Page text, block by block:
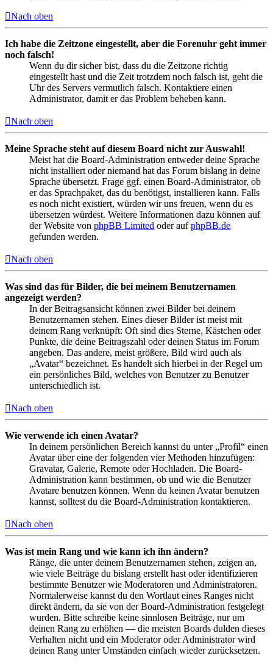
Nach oben
Ich habe die Zeitzone eingestellt, aber die Forenuhr geht immer
noch falsch!
Wenn du dir sicher bist, dass du die Zeitzone richtig
eingestellt hast und die Zeit trotzdem noch falsch ist, geht die
Uhr des Servers vermutlich falsch. Kontaktiere einen
Administrator, damit er das Problem beheben kann.
Nach oben
Meine Sprache steht auf diesem Board nicht zur Auswahl!
Meist hat die Board-Administration entweder deine Sprache
nicht installiert oder niemand hat das Forum bislang in deine
Sprache übersetzt. Frage ggf. einen Board-Administrator, ob
er das Sprachpaket, das du benötigst, installieren kann. Falls
es noch nicht existiert, würden wir uns freuen, wenn du es
übersetzen würdest. Weitere Informationen dazu können auf
der Website von phpBB Limited oder aufphpBB.de
gefunden werden.
Nach oben
Was sind das für Bilder, die bei meinem Benutzernamen
angezeigt werden?
In der Beitragsansicht können zwei Bilder bei deinem
Benutzernamen stehen. Eines dieser Bilder ist meist mit
deinem Rang verknüpft: Oft sind dies Sterne, Kästchen oder
Punkte, die deine Beitragszahl oder deinen Status im Forum
angeben. Das andere, meist größere, Bild wird auch als
„Avatar“ bezeichnet. Es handelt sich hierbei in der Regel um
ein persönliches Bild, welches von Benutzer zu Benutzer
unterschiedlich ist.
Nach oben
Wie verwende ich einen Avatar?
In deinem persönlichen Bereich kannst du unter „Profil“ einen
Avatar über eine der folgenden vier Methoden hinzufügen:
Gravatar, Galerie, Remote oder Hochladen. Die Board-
Administration kann bestimmen, ob und wie die Benutzer
Avatare benutzen können. Wenn du keinen Avatar benutzen
kannst, solltest du die Board-Administration kontaktieren.
Nach oben
Was ist mein Rang und wie kann ich ihn ändern?
Ränge, die unter deinem Benutzernamen stehen, zeigen an,
wie viele Beiträge du bislang erstellt hast oder identifizieren
bestimmte Benutzer wie Moderatoren und Administratoren.
Normalerweise kannst du den Wortlaut eines Ranges nicht
direkt ändern, da sie von der Board-Administration festgelegt
wurden. Bitte schreibe keine sinnlosen Beiträge, nur um
deinen Rang zu erhöhen — die meisten Boards dulden dieses
Verhalten nicht und ein Moderator oder Administrator wird
deinen Rang unter Umständen einfach wieder zurücksetzen.